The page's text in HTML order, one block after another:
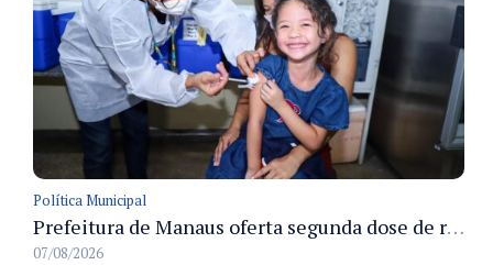
Política Municipal
Prefeitura de Manaus oferta segunda dose de reforço da vacina contra a poliomielite para crianças de 4 anos durante Campanha de Multivacinação 2026
07/08/2026